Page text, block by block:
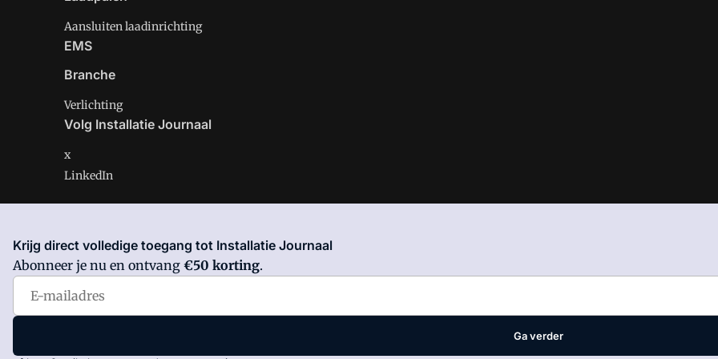
Aansluiten laadinrichting
EMS
Branche
Verlichting
Volg Installatie Journaal
x
LinkedIn
Installatie Journaal is onderdeel van VMN media. Lees in
VoorwaardenenPrivacy en Cookie beleid
Krijg direct volledige toegang tot Installatie Journaal
Abonneer je nu en ontvang €50 korting.
Ga verder